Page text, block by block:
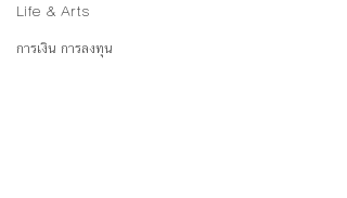
Life & Arts
การเงิน การลงทุน